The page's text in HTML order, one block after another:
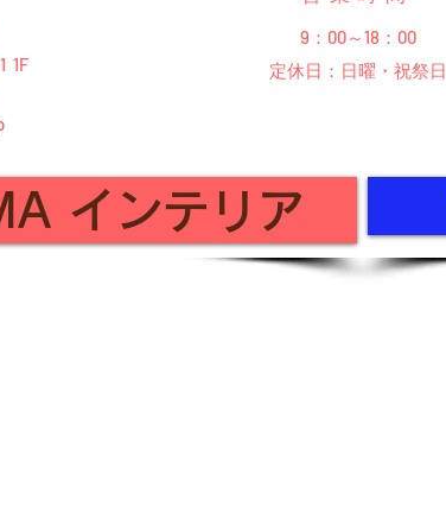
1F
9：00～18：00
定休日：日曜・祝祭日
インテリア